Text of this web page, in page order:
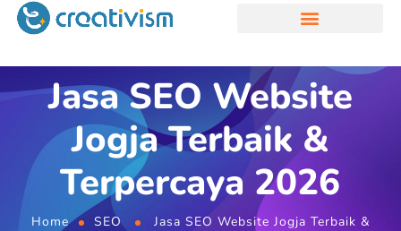
Jasa SEO Website
Jogja Terbaik &
Terpercaya 2026
Home SEO
Jasa SEO Website Jogja Terbaik &